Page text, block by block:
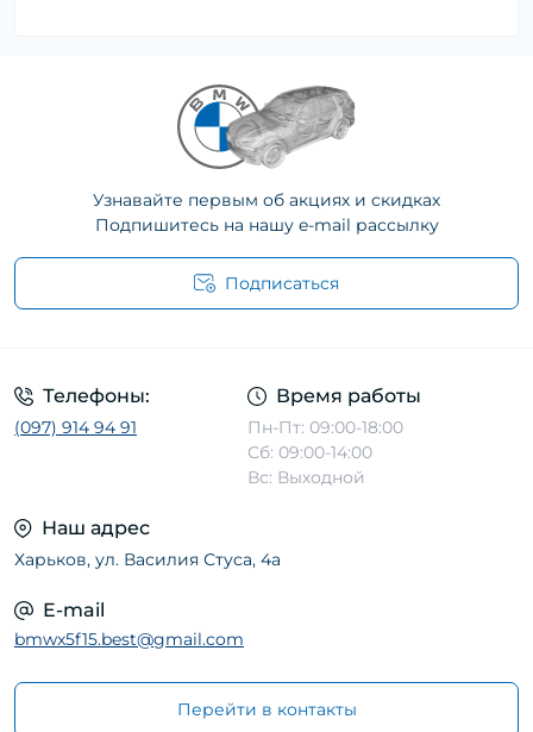
Узнавайте первым об акциях и скидках
Подпишитесь на нашу e-mail рассылку
Подписаться
Телефоны:
(097) 914 94 91
Время работы
Пн-Пт: 09:00-18:00
Сб: 09:00-14:00
Вс: Выходной
Наш адрес
Харьков, ул. Василия Стуса, 4а
E-mail
bmwx5f15.best@gmail.com
Перейти в контакты